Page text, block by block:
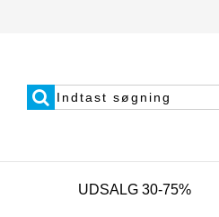
UDSALG 30-75%